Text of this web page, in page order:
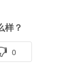
样？
0